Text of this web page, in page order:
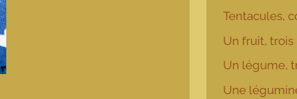
Tentacules,
Un fruit,
Un légume,
Une